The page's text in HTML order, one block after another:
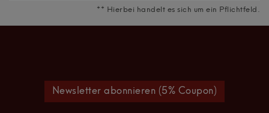
** Hierbei handelt es sich um ein Pflichtfeld.
Newsletter abonnieren (5% Coupon)